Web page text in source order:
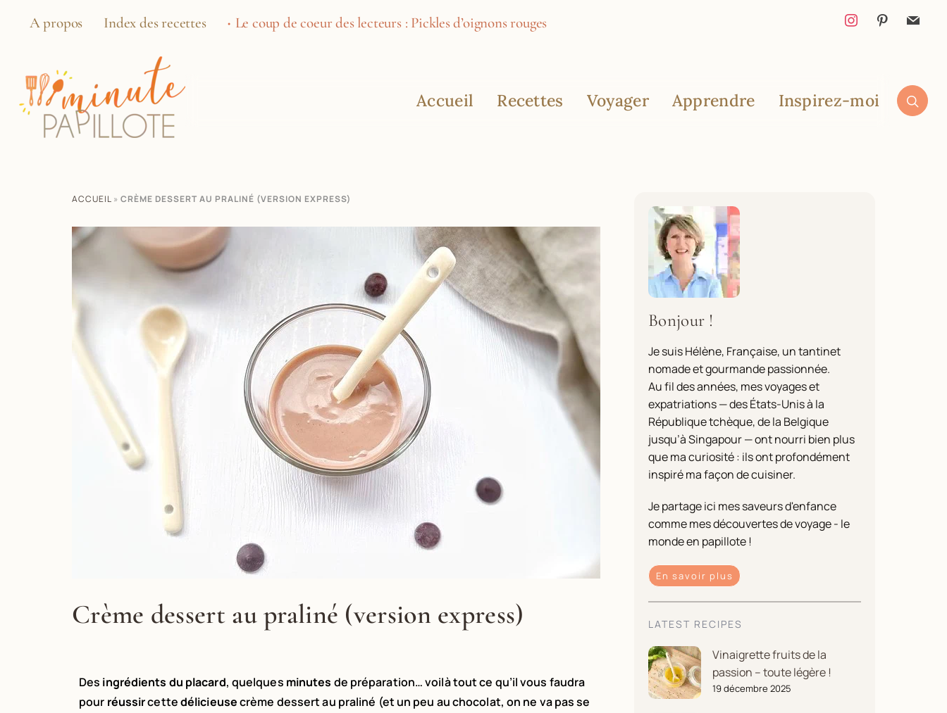
A propos Index des recettes Le coup de coeur des lecteurs : Pickles d’oignons rouges
Accueil Recettes Voyager Apprendre Inspirez-moi
ACCUEIL » CRÈME DESSERT AU PRALINÉ (VERSION EXPRESS)
Crème dessert au praliné (version express)
Des ingrédients du placard, quelques minutes de préparation… voilà tout ce qu’il vous faudra
pour réussircettedélicieusecrème dessert au praliné (et un peu au chocolat, on ne va pas se
Bonjour !
Je suis Hélène, Française, un tantinet
nomade et gourmande passionnée.
Au fil des années, mes voyages et
expatriations — des États-Unis à la
République tchèque, de la Belgique
jusqu’à Singapour — ont nourri bien plus
que ma curiosité : ils ont profondément
inspiré ma façon de cuisiner.
Je partage ici mes saveurs d'enfance
comme mes découvertes de voyage - le
monde en papillote !
En savoir plus
LATEST RECIPES
Vinaigrette fruits de la
passion – toute légère !
19 décembre 2025